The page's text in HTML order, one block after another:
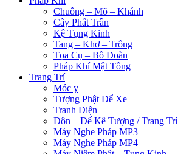
Chuông – Mõ – Khánh
Cây Phất Trần
Kệ Tụng Kinh
Tang – Khơ – Trống
Tọa Cụ – Bồ Đoàn
Pháp Khí Mật Tông
Trang Trí
Móc y
Tượng Phật Để Xe
Tranh Điện
Đôn – Đế Kê Tượng / Trang Trí
Máy Nghe Pháp MP3
Máy Nghe Pháp MP4